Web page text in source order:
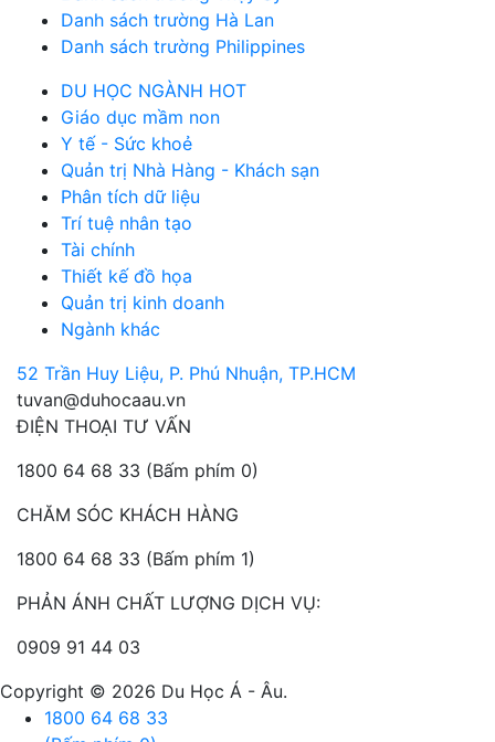
Danh sách trường Hà Lan
Danh sách trường Philippines
DU HỌC NGÀNH HOT
Giáo dục mầm non
Y tế - Sức khoẻ
Quản trị Nhà Hàng - Khách sạn
Phân tích dữ liệu
Trí tuệ nhân tạo
Tài chính
Thiết kế đồ họa
Quản trị kinh doanh
Ngành khác
52 Trần Huy Liệu, P. Phú Nhuận, TP.HCM
tuvan@duhocaau.vn
ĐIỆN THOẠI TƯ VẤN
1800 64 68 33 (Bấm phím 0)
CHĂM SÓC KHÁCH HÀNG
1800 64 68 33 (Bấm phím 1)
PHẢN ÁNH CHẤT LƯỢNG DỊCH VỤ:
0909 91 44 03
Copyright © 2026 Du Học Á - Âu.
1800 64 68 33